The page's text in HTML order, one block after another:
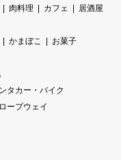
肉料理 カフェ
居酒屋
かまぼこ
お菓子
タカー・バイク
ロープウェイ